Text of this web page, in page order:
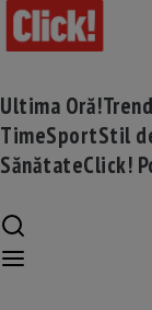
Ultima Oră!
TimeSportStil
SănătateClick!